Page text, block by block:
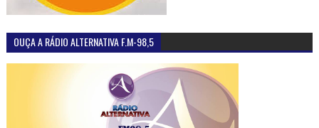
OUÇA A RÁDIO ALTERNATIVA F.M-98,5